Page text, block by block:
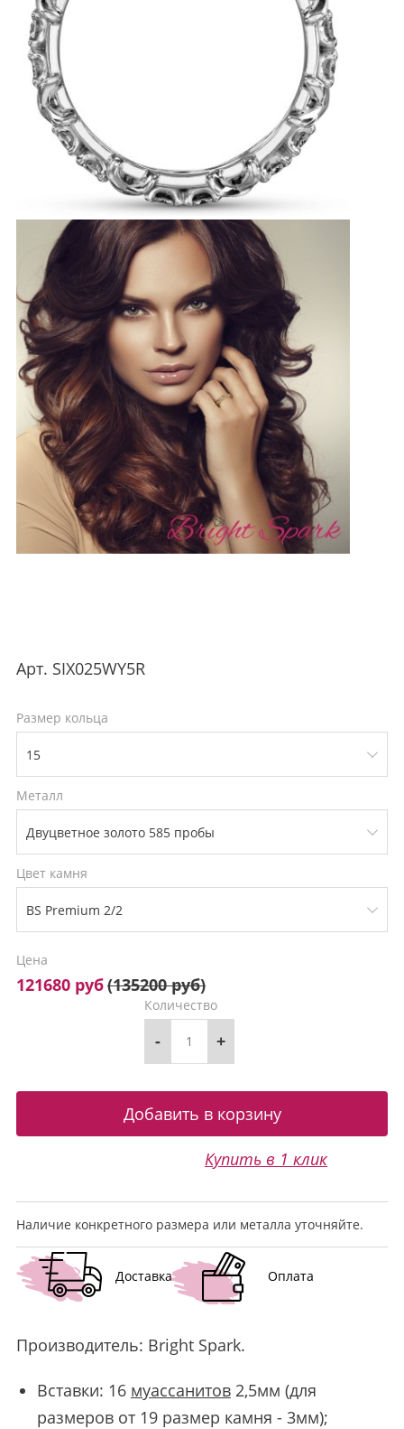
Арт. SIX025WY5R
Размер кольца
Металл
Цвет камня
Цена
121680 руб(135200 руб)
Количество
- +
Купить в 1 клик
Наличие конкретного размера или металла уточняйте.
Доставка Оплата
Производитель: Bright Spark.
Вставки: 16 муассанитов2,5мм (для
размеров от 19 размер камня - 3мм);